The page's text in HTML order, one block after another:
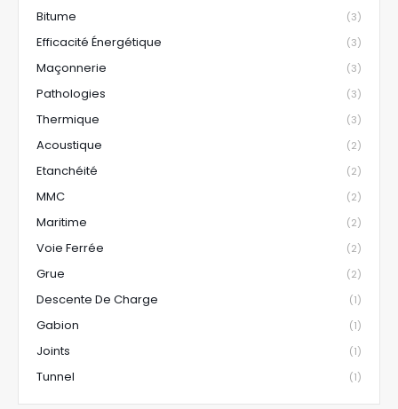
Bitume (3)
Efficacité Énergétique (3)
Maçonnerie (3)
Pathologies (3)
Thermique (3)
Acoustique (2)
Etanchéité (2)
MMC (2)
Maritime (2)
Voie Ferrée (2)
Grue (2)
Descente De Charge (1)
Gabion (1)
Joints (1)
Tunnel (1)